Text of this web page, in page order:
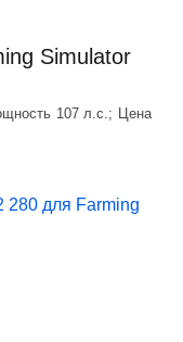
Simulator
107 л.c.; Цена